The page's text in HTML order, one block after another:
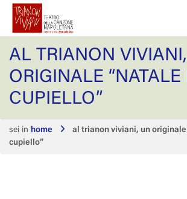
AL TRIANON
ORIGINALE
CUPIELLO”
sei in home
al trianon viviani, un originale
cupiello”